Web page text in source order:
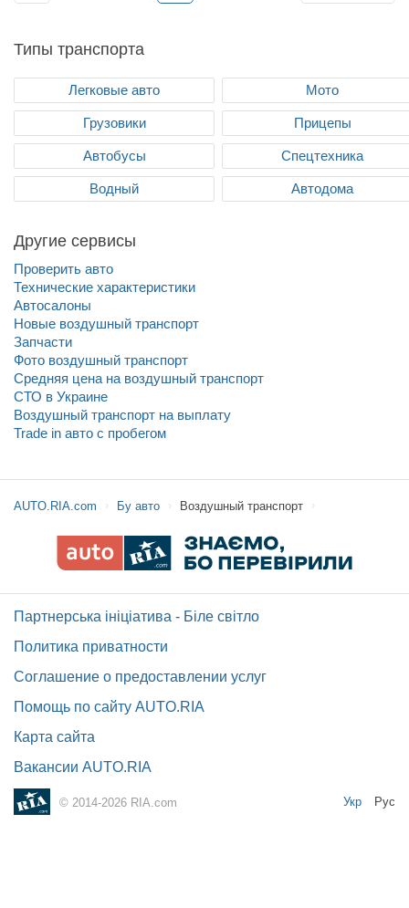
Типы транспорта
Легковые авто Мото
Грузовики Прицепы
Автобусы Спецтехника
Водный Автодома
Другие сервисы
Проверить авто
Технические характеристики
Автосалоны
Новые воздушный транспорт
Запчасти
Фото воздушный транспорт
Средняя цена на воздушный транспорт
СТО в Украине
Воздушный транспорт на выплату
Trade in авто c пробегом
AUTO.RIA.com Бу авто Воздушный транспорт
Партнерська ініціатива - Біле світло
Политика приватности
Соглашение о предоставлении услуг
Помощь по сайту AUTO.RIA
Карта сайта
Вакансии AUTO.RIA
© 2014-2026 RIA.com Укр Рус